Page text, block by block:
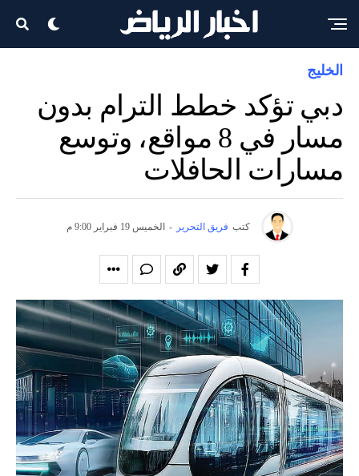
الخليج
دبي تؤكد خطط الترام بدون
مسار في 8 مواقع، وتوسع
مسارات الحافلات
كتب فريق التحرير - الخميس 19 فبراير 9:00 م